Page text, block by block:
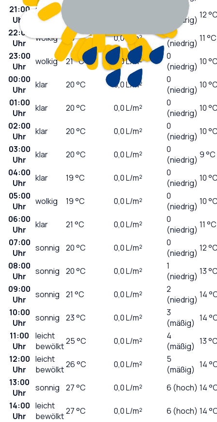
21:00
Uhr
stark
bewölkt
(niedrig) 12
22:00
Uhr
wolkig 23°C 0,0L/m²
0
(niedrig) 11 °C
23:00
Uhr
wolkig 21°C 0,0L/m²
0
(niedrig) 10
00:00
Uhr
klar 20°C 0,0L/m²
0
(niedrig) 10
01:00
Uhr
klar 20°C 0,0L/m²
0
(niedrig) 10
02:00
Uhr
klar 20°C 0,0L/m²
0
(niedrig) 10
03:00
Uhr
klar 20°C 0,0L/m²
0
(niedrig) 9 °C
04:00
Uhr
klar 19°C 0,0L/m²
0
(niedrig) 10
05:00
Uhr
wolkig 19°C 0,0L/m²
0
(niedrig) 10
06:00
Uhr
klar 21 °C 0,0L/m²
0
(niedrig) 11 °C
07:00
Uhr
sonnig 20°C 0,0L/m²
0
(niedrig) 12
08:00
Uhr
sonnig 20°C 0,0L/m²
1
(niedrig) 13
09:00
Uhr
sonnig 21 °C 0,0L/m²
2
(niedrig) 14
10:00
Uhr
sonnig 23°C 0,0L/m²
3
(mäßig) 14
11:00
Uhr
leicht
bewölkt25°C 0,0L/m²
4
(mäßig) 13
12:00
Uhr
leicht
bewölkt26°C 0,0L/m²
5
(mäßig) 14
13:00
Uhr
sonnig 27°C 0,0L/m² 6 (hoch) 14
14:00
Uhr
leicht
bewölkt27°C 0,0L/m² 6 (hoch) 14